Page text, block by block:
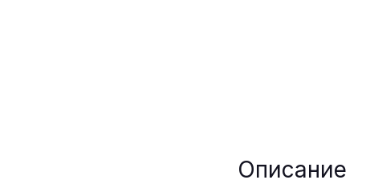
Описание